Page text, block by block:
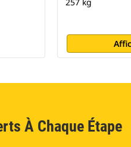
257 kg
À Chaque Étape